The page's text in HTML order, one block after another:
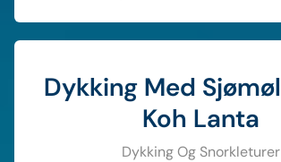
Dykking Med
Koh Lanta
Dykking Og Snorkleturer